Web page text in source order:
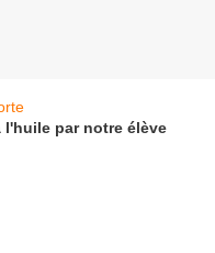
l'huile par notre élève